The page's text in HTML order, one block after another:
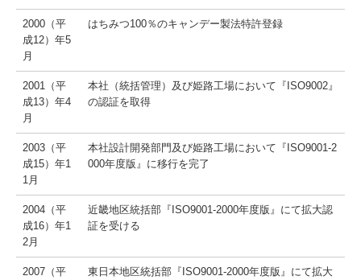
社名・商標の由来
環境への取り組み
健康経営宣言
採用情報
採用募集要項
2000（平
成12）年5
月
はちみつ100％のキャンデー製法特許登録
2001（平
成13）年4
月
本社（統括管理）及び姫路工場において『ISO9002』
の認証を取得
2003（平
成15）年1
1月
本社設計開発部門及び姫路工場において『ISO9001-2
000年度版』に移行を完了
2004（平
成16）年1
2月
近畿地区統括部『ISO9001-2000年度版』にて拡大認
証を受ける
2007（平
東日本地区統括部『ISO9001-2000年度版』にて拡大